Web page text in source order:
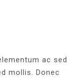
ac sed
mollis. Donec